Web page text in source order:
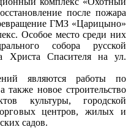
после пожара
ГМЗ «Царицыно»
Особое место среди них
собора русской
Христа Спасителя на ул.
являются работы по
также новое строительство
культуры, городской
центров, жилых и
садов.